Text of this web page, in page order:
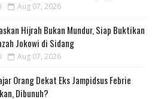
Aug 07, 2026
Hijrah Bukan Mundur, Siap Buktikan
Jokowi di Sidang
Aug 07, 2026
Orang Dekat Eks Jampidsus Febrie
Dibunuh?